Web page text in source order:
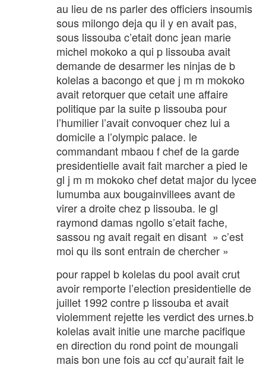
au lieu de ns parler des officiers insoumis
sous milongo deja qu il y en avait pas,
sous lissouba c’etait donc jean marie
michel mokoko a qui p lissouba avait
demande de desarmer les ninjas de b
kolelas a bacongo et que j m m mokoko
avait retorquer que cetait une affaire
politique par la suite p lissouba pour
l’humilier l’avait convoquer chez lui a
domicile a l’olympic palace. le
commandant mbaou f chef de la garde
presidentielle avait fait marcher a pied le
gl j m m mokoko chef detat major du lycee
lumumba aux bougainvillees avant de
virer a droite chez p lissouba. le gl
raymond damas ngollo s’etait fache,
sassou ng avait regait en disant » c’est
moi qu ils sont entrain de chercher »
pour rappel b kolelas du pool avait crut
avoir remporte l’election presidentielle de
juillet 1992 contre p lissouba et avait
violemment rejette les verdict des urnes.b
kolelas avait initie une marche pacifique
en direction du rond point de moungali
mais bon une fois au ccf qu’aurait fait le